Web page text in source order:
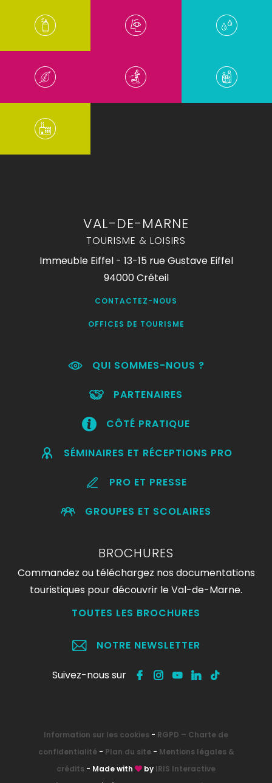
VAL-DE-MARNE
TOURISME & LOISIRS
Immeuble Eiffel - 13-15 rue Gustave Eiffel
94000 Créteil
CONTACTEZ-NOUS
OFFICES DE TOURISME
QUI SOMMES-NOUS ?
PARTENAIRES
CÔTÉ PRATIQUE
SÉMINAIRES ET RÉCEPTIONS PRO
PRO ET PRESSE
GROUPES ET SCOLAIRES
BROCHURES
Commandez ou téléchargez nos documentations
touristiques pour découvrir le Val-de-Marne.
TOUTES LES BROCHURES
NOTRE NEWSLETTER
Suivez-nous sur
Information sur les cookies - RGPD – Charte de
confidentialité- Plan du site- Mentions légales &
crédits - Made with by IRIS Interactive